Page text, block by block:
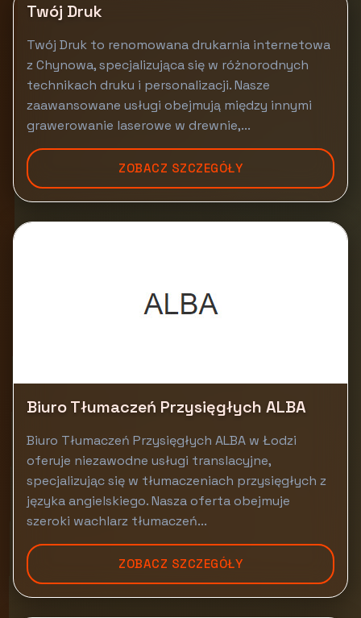
Twój Druk
Twój Druk to renomowana drukarnia internetowa
z Chynowa, specjalizująca się w różnorodnych
technikach druku i personalizacji. Nasze
zaawansowane usługi obejmują między innymi
grawerowanie laserowe w drewnie,...
ZOBACZ SZCZEGÓŁY
Biuro Tłumaczeń Przysięgłych ALBA
Biuro Tłumaczeń Przysięgłych ALBA w Łodzi
oferuje niezawodne usługi translacyjne,
specjalizując się w tłumaczeniach przysięgłych z
języka angielskiego. Nasza oferta obejmuje
szeroki wachlarz tłumaczeń...
ZOBACZ SZCZEGÓŁY